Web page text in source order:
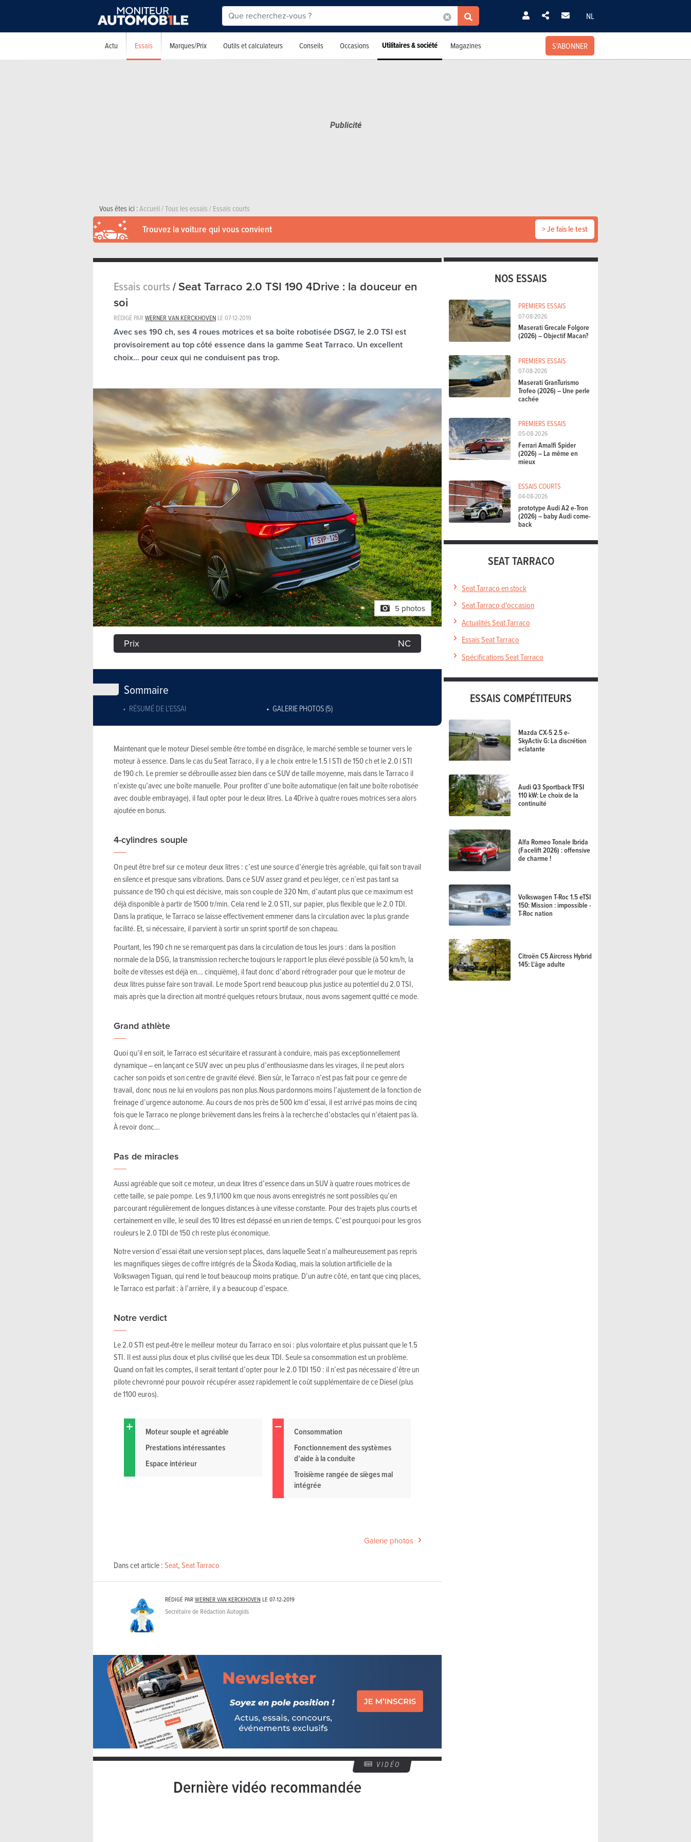
NL
Actu Essais Marques/Prix Outils et calculateurs Conseils Occasions Utilitaires & société Magazines S'ABONNER
Vous êtes ici :Accueil/Tous les essais/Essais courts
Trouvez la voiture qui vous convient > Je fais le test
Essais courts/Seat Tarraco 2.0 TSI 190 4Drive : la douceur en
soi
RÉDIGÉ PAR WERNER VAN KERCKHOVEN LE07-12-2019
Avec ses 190 ch, ses 4 roues motrices et sa boîte robotisée DSG7, le 2.0 TSI est
provisoirement au top côté essence dans la gamme Seat Tarraco. Un excellent
choix… pour ceux qui ne conduisent pas trop.
5 photos
Prix NC
Sommaire
RÉSUMÉ DE L'ESSAI GALERIE PHOTOS (5)
Maintenant que le moteur Diesel semble être tombé en disgrâce, le marché semble se tourner vers le
moteur à essence. Dans le cas du Seat Tarraco, il y a le choix entre le 1.5 l STI de 150 ch et le 2.0 l STI
de 190 ch. Le premier se débrouille assez bien dans ce SUV de taille moyenne, mais dans le Tarraco il
n’existe qu’avec une boîte manuelle. Pour profiter d’une boîte automatique (en fait une boîte robotisée
avec double embrayage), il faut opter pour le deux litres. La 4Drive à quatre roues motrices sera alors
ajoutée en bonus.
4-cylindres souple
On peut être bref sur ce moteur deux litres : c’est une source d’énergie très agréable, qui fait son travail
en silence et presque sans vibrations. Dans ce SUV assez grand et peu léger, ce n’est pas tant sa
puissance de 190 ch qui est décisive, mais son couple de 320 Nm, d’autant plus que ce maximum est
déjà disponible à partir de 1500 tr/min. Cela rend le 2.0 STI, sur papier, plus flexible que le 2.0 TDI.
Dans la pratique, le Tarraco se laisse effectivement emmener dans la circulation avec la plus grande
facilité. Et, si nécessaire, il parvient à sortir un sprint sportif de son chapeau.
Pourtant, les 190 ch ne se remarquent pas dans la circulation de tous les jours : dans la position
normale de la DSG, la transmission recherche toujours le rapport le plus élevé possible (à 50 km/h, la
boîte de vitesses est déjà en... cinquième), il faut donc d’abord rétrograder pour que le moteur de
deux litres puisse faire son travail. Le mode Sport rend beaucoup plus justice au potentiel du 2.0 TSI,
mais après que la direction ait montré quelques retours brutaux, nous avons sagement quitté ce mode.
Grand athlète
Quoi qu’il en soit, le Tarraco est sécuritaire et rassurant à conduire, mais pas exceptionnellement
dynamique – en lançant ce SUV avec un peu plus d’enthousiasme dans les virages, il ne peut alors
cacher son poids et son centre de gravité élevé. Bien sûr, le Tarraco n’est pas fait pour ce genre de
travail, donc nous ne lui en voulons pas non plus.Nous pardonnons moins l’ajustement de la fonction de
freinage d’urgence autonome. Au cours de nos près de 500 km d’essai, il est arrivé pas moins de cinq
fois que le Tarraco ne plonge brièvement dans les freins à la recherche d’obstacles qui n’étaient pas là.
À revoir donc…
Pas de miracles
Aussi agréable que soit ce moteur, un deux litres d’essence dans un SUV à quatre roues motrices de
cette taille, se paie pompe. Les 9,1 l/100 km que nous avons enregistrés ne sont possibles qu’en
parcourant régulièrement de longues distances à une vitesse constante. Pour des trajets plus courts et
certainement en ville, le seuil des 10 litres est dépassé en un rien de temps. C’est pourquoi pour les gros
rouleurs le 2.0 TDI de 150 ch reste plus économique.
Notre version d’essai était une version sept places, dans laquelle Seat n’a malheureusement pas repris
les magnifiques sièges de coffre intégrés de la Škoda Kodiaq, mais la solution artificielle de la
Volkswagen Tiguan, qui rend le tout beaucoup moins pratique. D’un autre côté, en tant que cinq places,
le Tarraco est parfait : à l’arrière, il y a beaucoup d’espace.
Notre verdict
Le 2.0 STI est peut-être le meilleur moteur du Tarraco en soi : plus volontaire et plus puissant que le 1.5
STI. Il est aussi plus doux et plus civilisé que les deux TDI. Seule sa consommation est un problème.
Quand on fait les comptes, il serait tentant d’opter pour le 2.0 TDI 150 : il n’est pas nécessaire d’être un
pilote chevronné pour pouvoir récupérer assez rapidement le coût supplémentaire de ce Diesel (plus
de 1100 euros).
Moteur souple et agréable
Prestations intéressantes
Espace intérieur
Consommation
Fonctionnement des systèmes
d’aide à la conduite
Troisième rangée de sièges mal
intégrée
Galerie photos
Dans cet article :Seat,Seat Tarraco
RÉDIGÉ PARWERNER VAN KERCKHOVEN LE 07-12-2019
Secrétaire de Rédaction Autogids
VIDÉO
Dernière vidéo recommandée
NOS ESSAIS
PREMIERS ESSAIS
07-08-2026
Maserati Grecale Folgore
(2026) – Objectif Macan?
PREMIERS ESSAIS
07-08-2026
Maserati GranTurismo
Trofeo (2026) – Une perle
cachée
PREMIERS ESSAIS
05-08-2026
Ferrari Amalfi Spider
(2026) – La même en
mieux
ESSAIS COURTS
04-08-2026
prototype Audi A2 e-Tron
(2026) – baby Audi come-
back
SEAT TARRACO
Seat Tarraco en stock
Seat Tarraco d'occasion
Actualités Seat Tarraco
Essais Seat Tarraco
Spécifications Seat Tarraco
ESSAIS COMPÉTITEURS
Mazda CX-5 2.5 e-
SkyActiv G: La discrétion
eclatante
Audi Q3 Sportback TFSI
110 kW: Le choix de la
continuité
Alfa Romeo Tonale Ibrida
(Facelift 2026) : offensive
de charme !
Volkswagen T-Roc 1.5 eTSI
150: Mission : impossible -
T-Roc nation
Citroën C5 Aircross Hybrid
145: L'âge adulte